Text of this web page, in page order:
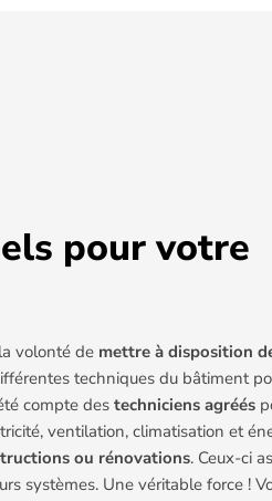
pour votre
volonté de mettre à disposition
techniques du bâtiment
compte des techniciens agréés
ventilation, climatisation et
ou rénovations. Ceux-ci
systèmes. Une véritable force !